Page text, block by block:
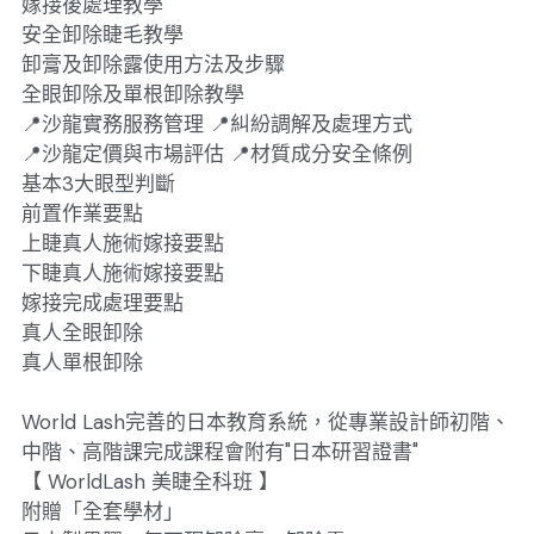
安全卸除睫毛教學
卸膏及卸除露使用方法及步驟
全眼卸除及單根卸除教學
📍沙龍實務服務管理 📍糾紛調解及處理方式
📍沙龍定價與市場評估 📍材質成分安全條例
基本3大眼型判斷
前置作業要點
上睫真人施術嫁接要點
下睫真人施術嫁接要點
嫁接完成處理要點
真人全眼卸除
真人單根卸除
World Lash完善的日本教育系統，從專業設計師初階、
中階、高階課完成課程會附有"日本研習證書"
【 WorldLash 美睫全科班 】
附贈「全套學材」